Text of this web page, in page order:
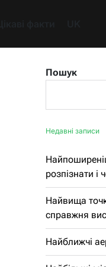
Пошук
Недавні записи
розпізнати і
Найвища
справжня
Найближчі